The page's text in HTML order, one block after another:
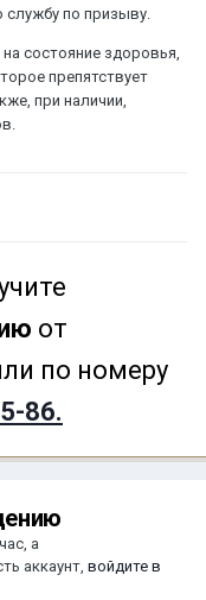
по призыву.
состояние здоровья,
препятствует
при наличии,
от
по номеру
86.
а
аккаунт, войдите в